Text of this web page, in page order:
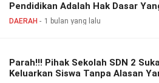
Pendidikan Adalah Hak Dasar
Dilindungi UUD
DAERAH 1 bulan yang lalu
Parah!!! Pihak Sekolah SDN 2
Keluarkan Siswa Tanpa Alasan